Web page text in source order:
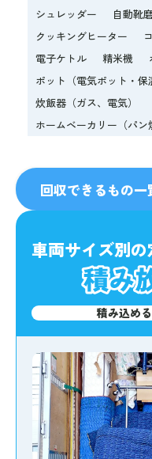
シュレッダー
自動靴
クッキングヒーター
電子ケトル
精米機
ポット（電気ポット・保
炊飯器（ガス、電気）
ホームベーカリー（パン
回収できるもの一
人気
No.1
車両サイズ別
積み込め